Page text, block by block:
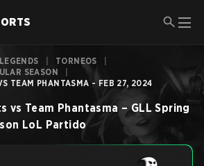
TORNEOS
SEASON
TEAM PHANTASMA - FEB 27, 2024
vs Team Phantasma –GLL Spring
LoL Partido